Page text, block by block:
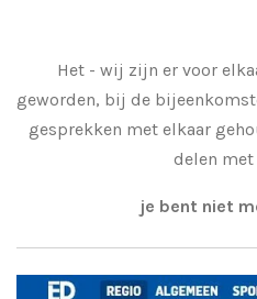
Het - wij zijn er voor
geworden, bij de
gesprekken met elkaar
delen met
je bent niet